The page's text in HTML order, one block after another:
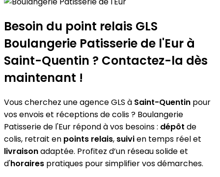
Boulangerie Patisserie de l'Eur
+
−
Besoin du point relais GLS
Boulangerie Patisserie de l'Eur à
Saint-Quentin ? Contactez-la dès
maintenant !
Vous cherchez une agence GLS à Saint-Quentin pour
vos envois et réceptions de colis ? Boulangerie
Patisserie de l'Eur répond à vos besoins : dépôt de
colis, retrait en points relais, suivien temps réel et
livraisonadaptée. Profitez d’un réseau solide et
d'horaires pratiques pour simplifier vos démarches.